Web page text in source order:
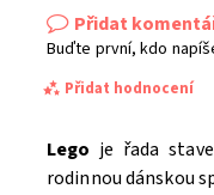
Přidat
Buďte první, kdo
Přidat hodnocení
Lego je řada
rodinnou dánskou